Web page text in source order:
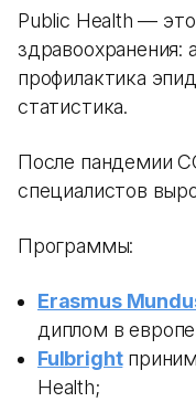
Public Health —
здравоохранения:
профилактика
статистика.
После пандемии
специалистов
Программы:
Erasmus
диплом в
Fulbright
Health;